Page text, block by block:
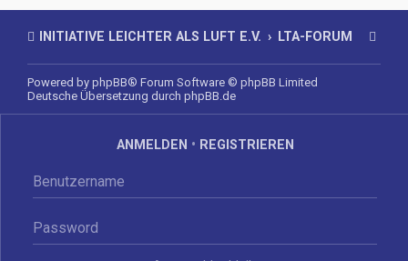
INITIATIVE LEICHTER ALS LUFT E.V. LTA-FORUM
Powered by phpBB® Forum Software © phpBB Limited
Deutsche Übersetzung durch phpBB.de
ANMELDEN • REGISTRIEREN